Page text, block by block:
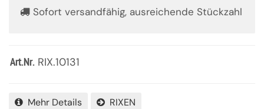
Sofort versandfähig, ausreichende Stückzahl
Art.Nr. RIX.10131
Mehr Details RIXEN